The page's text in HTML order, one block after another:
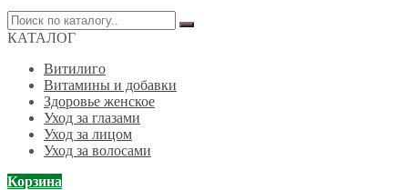
Поиск
по:
КАТАЛОГ
Витилиго
Витамины и добавки
Здоровье женское
Уход за глазами
Уход за лицом
Уход за волосами
Корзина